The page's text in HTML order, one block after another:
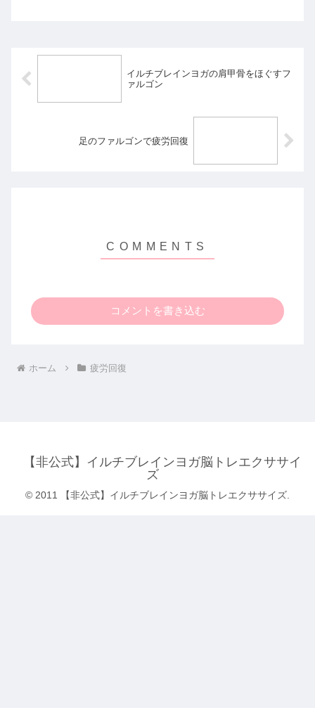
イルチブレインヨガの肩甲骨をほぐすフ
ァルゴン
足のファルゴンで疲労回復
コメントを書き込む
ホーム 疲労回復
【非公式】イルチブレインヨガ脳トレエクササイ
ズ
© 2011 【非公式】イルチブレインヨガ脳トレエクササイズ.